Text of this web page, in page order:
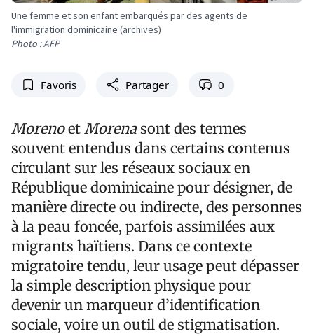
Une femme et son enfant embarqués par des agents de
l'immigration dominicaine (archives)
Photo : AFP
Favoris Partager 0
Morenoet Morenasont des termes
souvent entendus dans certains contenus
circulant sur les réseaux sociaux en
République dominicaine pour désigner, de
manière directe ou indirecte, des personnes
à la peau foncée, parfois assimilées aux
migrants haïtiens. Dans ce contexte
migratoire tendu, leur usage peut dépasser
la simple description physique pour
devenir un marqueur d’identification
sociale, voire un outil de stigmatisation.